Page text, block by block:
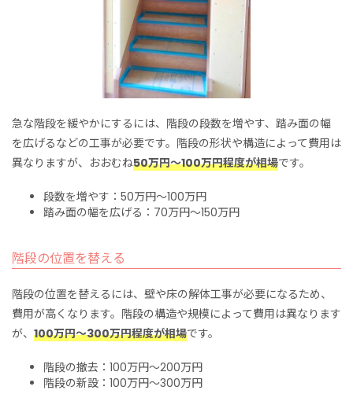
急な階段を緩やかにするには、階段の段数を増やす、踏み面の幅
を広げるなどの工事が必要です。階段の形状や構造によって費用は
異なりますが、おおむね50万円～100万円程度が相場です。
段数を増やす：50万円～100万円
踏み面の幅を広げる：70万円～150万円
階段の位置を替える
階段の位置を替えるには、壁や床の解体工事が必要になるため、
費用が高くなります。階段の構造や規模によって費用は異なります
が、 100万円～300万円程度が相場です。
階段の撤去：100万円～200万円
階段の新設：100万円～300万円